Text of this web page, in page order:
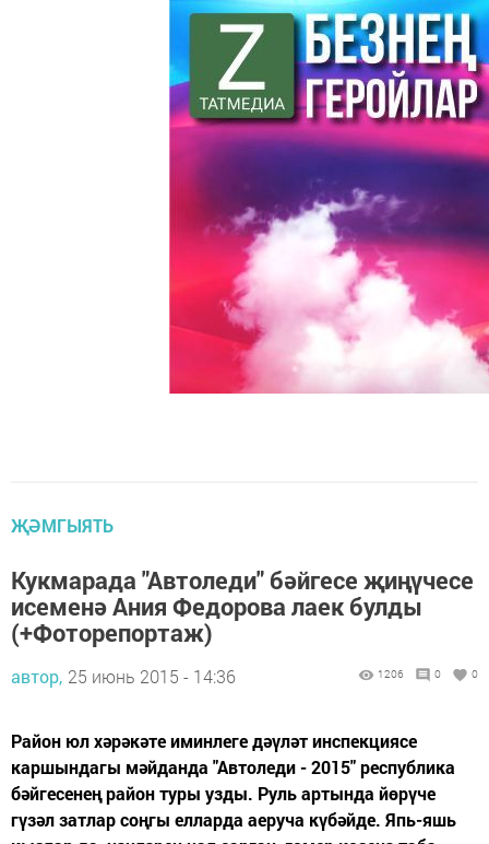
ҖӘМГЫЯТЬ
Кукмарада "Автоледи" бәйгесе җиңүчесе
исеменә Ания Федорова лаек булды
(+Фоторепортаж)
автор, 25 июнь 2015 - 14:36 1206 0 0
Район юл хәрәкәте иминлеге дәүләт инспекциясе
каршындагы мәйданда "Автоледи - 2015" республика
бәйгесенең район туры узды. Руль артында йөрүче
гүзәл затлар соңгы елларда аеруча күбәйде. Япь-яшь